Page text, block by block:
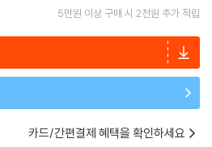
5만원 이상 구매 시 2천원 추가 적립
카드/간편결제 혜택을 확인하세요